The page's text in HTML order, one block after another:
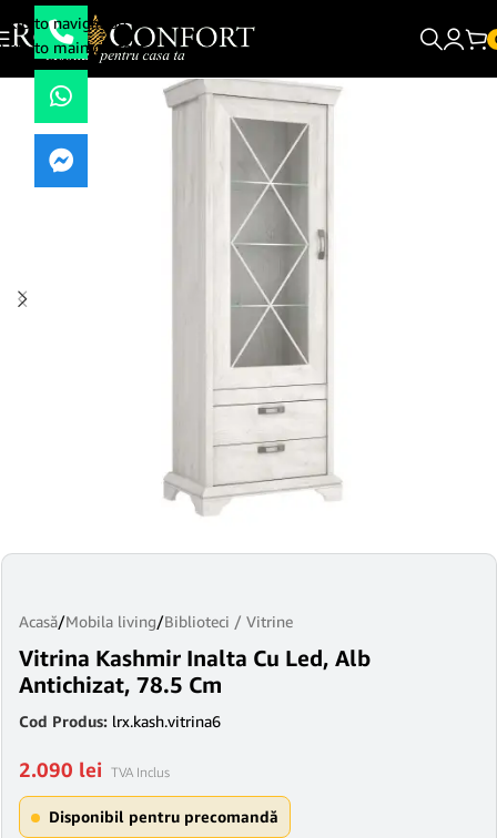
Skip to navigation
Skip to main content
Acasă/Mobila living/Biblioteci / Vitrine
Vitrina Kashmir Inalta Cu Led, Alb
Antichizat, 78.5 Cm
Cod Produs: lrx.kash.vitrina6
2.090 lei TVA Inclus
Disponibil pentru precomandă